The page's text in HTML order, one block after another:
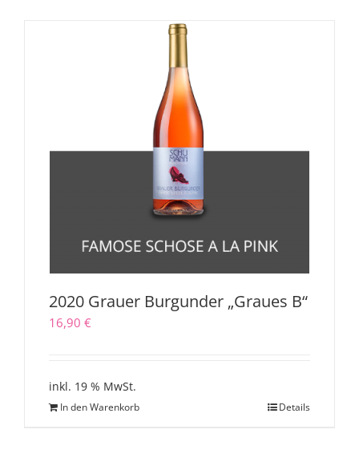
2020 Grauer Burgunder „Graues B“
16,90 €
inkl. 19 % MwSt.
In den Warenkorb Details